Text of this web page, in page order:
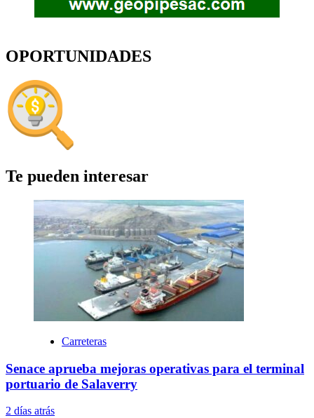
OPORTUNIDADES
Te pueden interesar
Carreteras
Senace aprueba mejoras operativas para el terminal
portuario de Salaverry
2 días atrás